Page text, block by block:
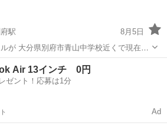
駅
8月5日
が 大分県別府市青山中学校近くで現在開
タジオへ！ をコンセプトにしたダンス未
ヒップホップ POP
Air 13インチ 0円
ゼント！応募は1分
Ad